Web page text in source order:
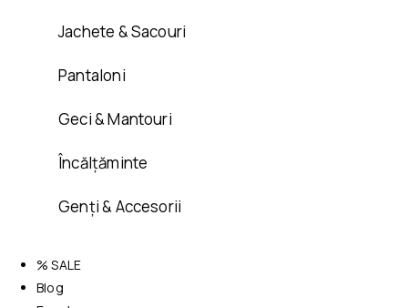
Jachete & Sacouri
Pantaloni
Geci & Mantouri
Încălțăminte
Genți & Accesorii
% SALE
Blog